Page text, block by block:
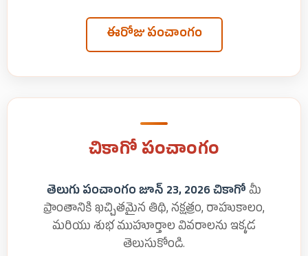
ఈరోజు పంచాంగం
చికాగో పంచాంగం
తెలుగు పంచాంగం జూన్ 23, 2026 చికాగో మీ
ప్రాంతానికి ఖచ్చితమైన తిథి, నక్షత్రం, రాహుకాలం,
మరియు శుభ ముహూర్తాల వివరాలను ఇక్కడ
తెలుసుకోండి.